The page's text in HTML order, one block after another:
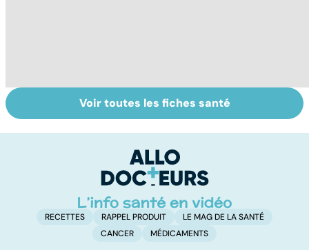
Cannabis : une
vraie
Accro au sucre ?
Voir toutes les fiches santé
RECETTES RAPPEL PRODUIT
LE MAG DE LA SANTÉ
CANCER
MÉDICAMENTS